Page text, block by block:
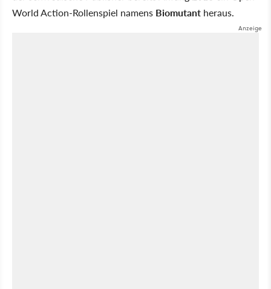
World Action-Rollenspiel namens Biomutant heraus.